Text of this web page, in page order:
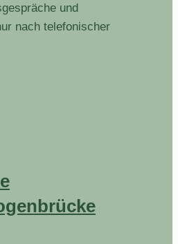
und
nach telefonischer